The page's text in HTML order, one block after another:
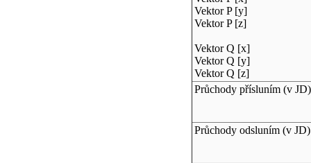
Vektor P [y]
Vektor P [z]
Vektor Q [x]
Vektor Q [y]
Vektor Q [z]
Průchody přísluním (v JD)
Průchody odsluním (v JD)